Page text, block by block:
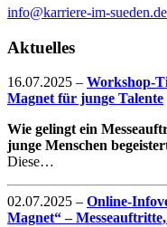
info@karriere-im-sueden.de
Aktuelles
16.07.2025 – Workshop-
Magnet für junge Talente
Wie gelingt ein
junge Menschen
Diese…
02.07.2025 – Online-
Magnet“ –